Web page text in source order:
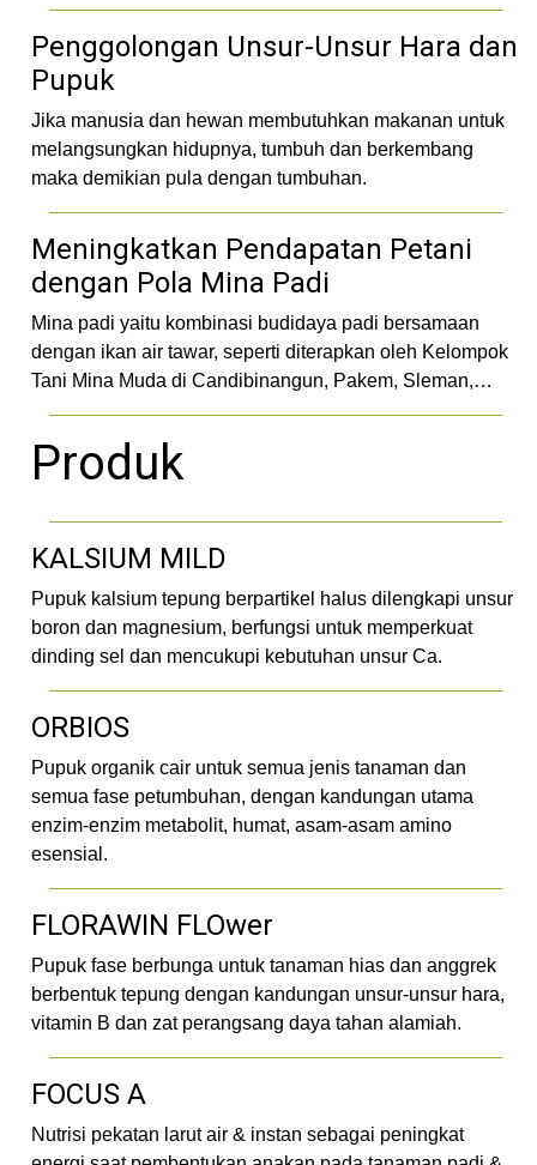
Penggolongan Unsur-Unsur Hara dan
Pupuk
Jika manusia dan hewan membutuhkan makanan untuk
melangsungkan hidupnya, tumbuh dan berkembang
maka demikian pula dengan tumbuhan.
Meningkatkan Pendapatan Petani
dengan Pola Mina Padi
Mina padi yaitu kombinasi budidaya padi bersamaan
dengan ikan air tawar, seperti diterapkan oleh Kelompok
Tani Mina Muda di Candibinangun, Pakem, Sleman,…
Produk
KALSIUM MILD
Pupuk kalsium tepung berpartikel halus dilengkapi unsur
boron dan magnesium, berfungsi untuk memperkuat
dinding sel dan mencukupi kebutuhan unsur Ca.
ORBIOS
Pupuk organik cair untuk semua jenis tanaman dan
semua fase petumbuhan, dengan kandungan utama
enzim-enzim metabolit, humat, asam-asam amino
esensial.
FLORAWIN FLOwer
Pupuk fase berbunga untuk tanaman hias dan anggrek
berbentuk tepung dengan kandungan unsur-unsur hara,
vitamin B dan zat perangsang daya tahan alamiah.
FOCUS A
Nutrisi pekatan larut air & instan sebagai peningkat